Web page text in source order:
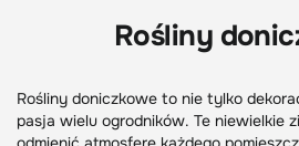
Rośliny
Rośliny doniczkowe to nie tylko
pasja wielu ogrodników. Te niewielkie